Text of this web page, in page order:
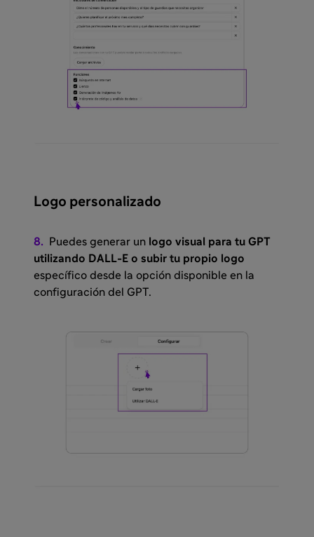
Logo personalizado
8. Puedes generar un logo visual para tu GPT
utilizando DALL-E o subir tu propio logo
específico desde la opción disponible en la
configuración del GPT.